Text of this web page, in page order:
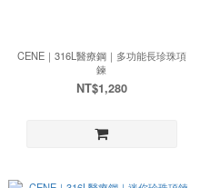
CENE｜316L醫療鋼｜多功能長珍珠項
鍊
NT$1,280